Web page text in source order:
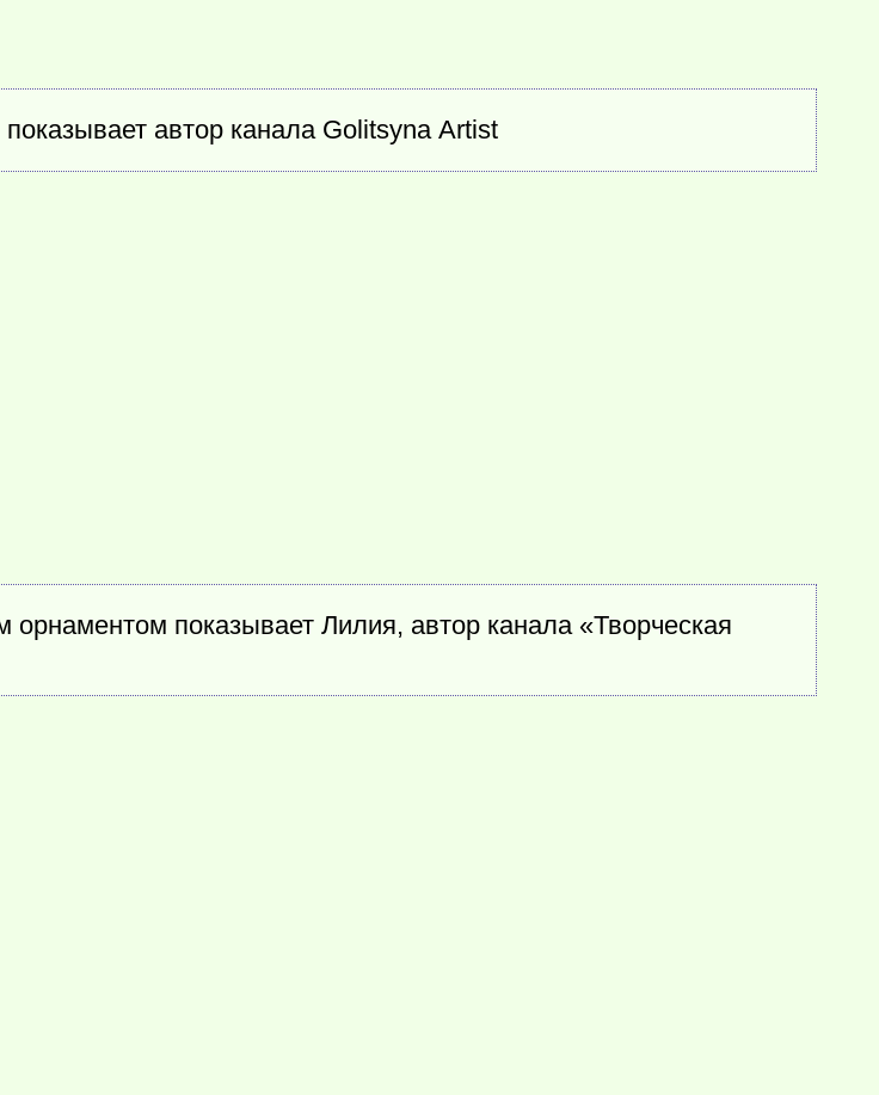
автор канала Golitsyna Artist
показывает Лилия, автор канала «Творческая